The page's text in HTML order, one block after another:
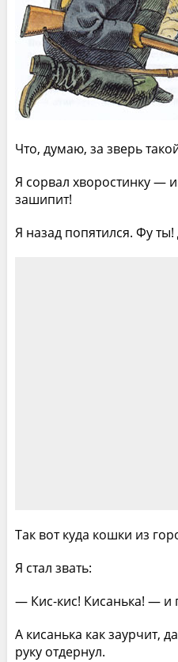
Что, думаю, за зверь
Я сорвал хворостинку — и
зашипит!
Я назад попятился. Фу
Так вот куда кошки из
Я стал звать:
— Кис-кис! Кисанька! — и
А кисанька как заурчит,
руку отдернул.